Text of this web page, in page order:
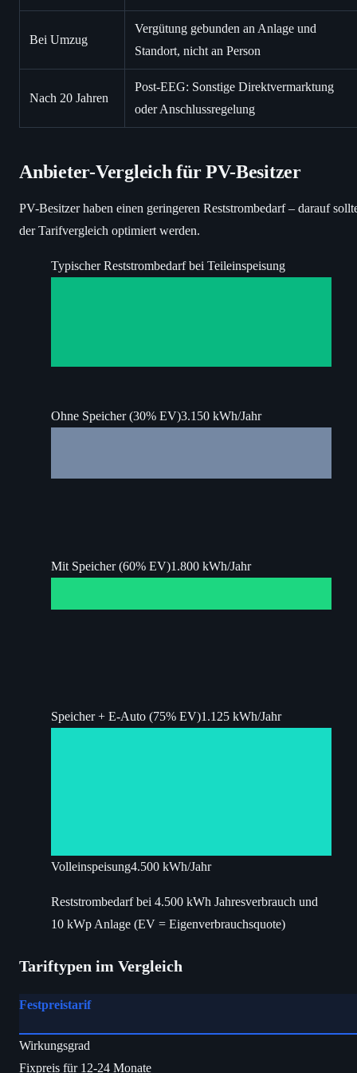
Bei Umzug
Vergütung gebunden an Anlage und
Standort, nicht an Person
Nach 20 Jahren
Post-EEG: Sonstige Direktvermarktung
oder Anschlussregelung
Anbieter-Vergleich für PV-Besitzer
PV-Besitzer haben einen geringeren Reststrombedarf – darauf
der Tarifvergleich optimiert werden.
Typischer Reststrombedarf bei Teileinspeisung
Ohne Speicher (30% EV)3.150 kWh/Jahr
Mit Speicher (60% EV)1.800 kWh/Jahr
Speicher + E-Auto (75% EV)1.125 kWh/Jahr
Volleinspeisung4.500 kWh/Jahr
Reststrombedarf bei 4.500 kWh Jahresverbrauch und
10 kWp Anlage (EV = Eigenverbrauchsquote)
Tariftypen im Vergleich
Festpreistarif
Wirkungsgrad
Fixpreis für 12-24 Monate